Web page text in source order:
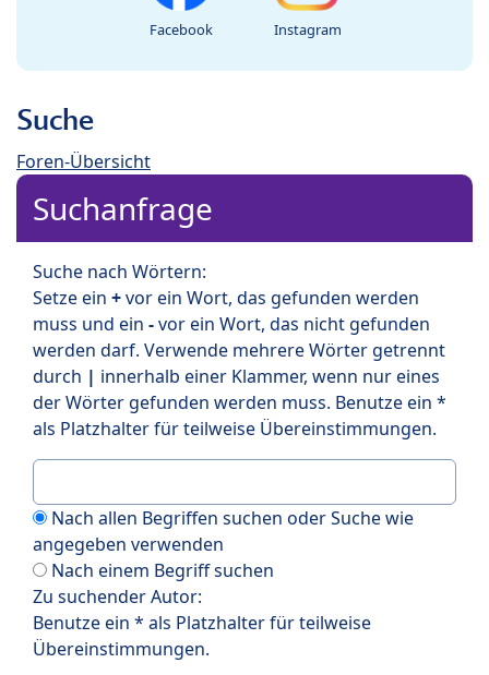
Facebook Instagram
Suche
Foren-Übersicht
Suchanfrage
Suche nach Wörtern:
Setze ein +vor ein Wort, das gefunden werden
muss und ein -vor ein Wort, das nicht gefunden
werden darf. Verwende mehrere Wörter getrennt
durch | innerhalb einer Klammer, wenn nur eines
der Wörter gefunden werden muss. Benutze ein *
als Platzhalter für teilweise Übereinstimmungen.
Nach allen Begriffen suchen oder Suche wie
angegeben verwenden
Nach einem Begriff suchen
Zu suchender Autor:
Benutze ein * als Platzhalter für teilweise
Übereinstimmungen.